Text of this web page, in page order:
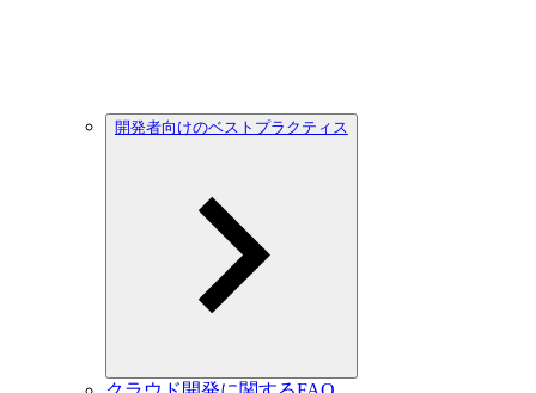
開発者向けのベストプラクティス